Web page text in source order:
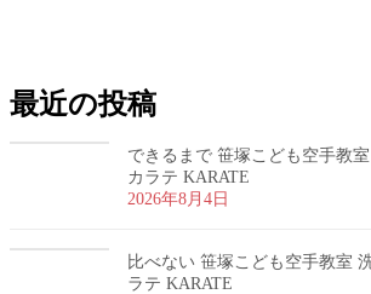
最近の投稿
できるまで 笹塚こども空手教
カラテ KARATE
2026年8月4日
比べない 笹塚こども空手教室
ラテ KARATE